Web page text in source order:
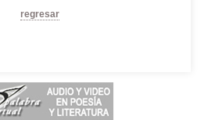
regresar